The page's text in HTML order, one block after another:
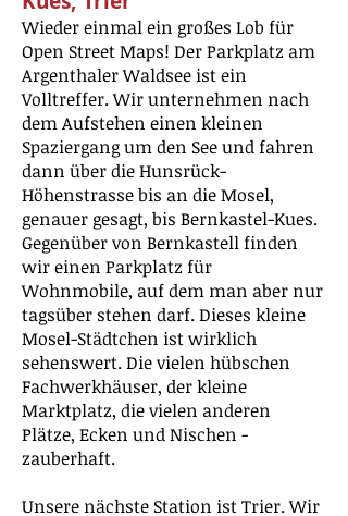
Wieder einmal ein großes Lob für
Open Street Maps! Der Parkplatz am
Argenthaler Waldsee ist ein
Volltreffer. Wir unternehmen nach
dem Aufstehen einen kleinen
Spaziergang um den See und fahren
dann über die Hunsrück-
Höhenstrasse bis an die Mosel,
genauer gesagt, bis Bernkastel-Kues.
Gegenüber von Bernkastell finden
wir einen Parkplatz für
Wohnmobile, auf dem man aber nur
tagsüber stehen darf. Dieses kleine
Mosel-Städtchen ist wirklich
sehenswert. Die vielen hübschen
Fachwerkhäuser, der kleine
Marktplatz, die vielen anderen
Plätze, Ecken und Nischen -
zauberhaft.
Unsere nächste Station ist Trier. Wir